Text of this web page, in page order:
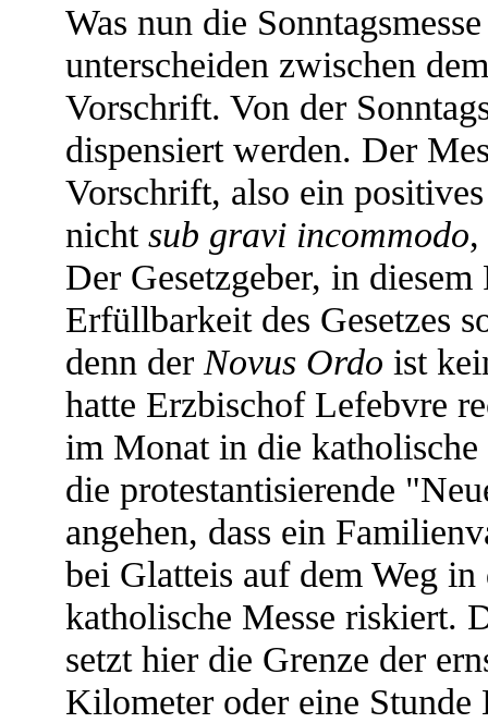
Was nun die
unterscheiden zwischen
Vorschrift. Von der
dispensiert werden. Der
Vorschrift, also ein
nicht sub gravi incommodo
Der Gesetzgeber, in
Erfüllbarkeit des Gesetzes
denn der Novus Ordo ist
hatte Erzbischof Lefebvre
im Monat in die katholische
die protestantisierende
angehen, dass ein
bei Glatteis auf dem Weg
katholische Messe riskiert.
setzt hier die Grenze der
Kilometer oder eine Stunde